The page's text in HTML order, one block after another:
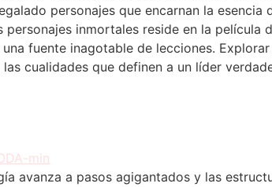
personajes que encarnan la
inmortales reside en la película
fuente inagotable de lecciones.
cualidades que definen a un líder
avanza a pasos agigantados y las